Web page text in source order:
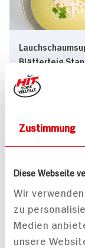
Zustimmung
Diese Webseite
Wir
zu
Medien
unsere
Blätterteig
70 min
Wiener
Sauce